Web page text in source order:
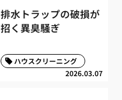
排水トラップの破損が
招く異臭騒ぎ
2026.03.07
ハウスクリーニング